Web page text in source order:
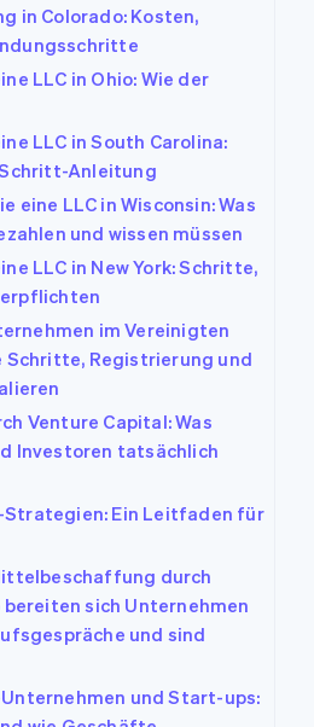
Data Pipeline
Datensynchronisierung
Economy
Reisen und
und
Sektor
Marktplatz
auf
der
Sie
um
gestützte
und
von
mit Agenten
Roadmap
Sessions
Press
Team
werden
in Colorado: Kosten,
LLC in Ohio: Wie der
LLC in South Carolina:
Anleitung
eine LLC in Wisconsin: Was
und wissen müssen
LLC in New York: Schritte,
im Vereinigten
Schritte, Registrierung und
Venture Capital: Was
Investoren tatsächlich
Ein Leitfaden für
durch
sich Unternehmen
und sind
und Start-ups: